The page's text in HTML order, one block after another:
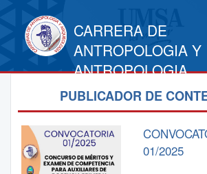
CARRERA DE
ANTROPOLOGIA Y
ANTROPOLOGIA
PUBLICADOR DE
01/2025